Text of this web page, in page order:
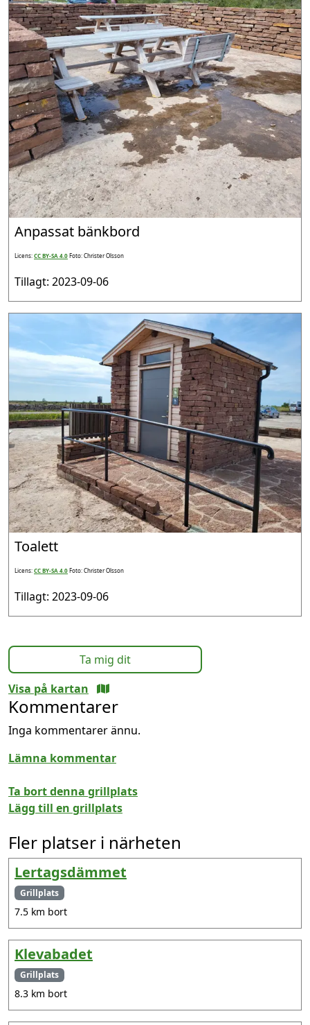
Anpassat bänkbord
Licens:CC BY-SA 4.0Foto: Christer Olsson
Tillagt: 2023-09-06
Toalett
Licens:CC BY-SA 4.0Foto: Christer Olsson
Tillagt: 2023-09-06
Ta mig dit
Visa på kartan
Kommentarer
Inga kommentarer ännu.
Lämna kommentar
Ta bort denna grillplats
Lägg till en grillplats
Fler platser i närheten
Lertagsdämmet
Grillplats
7.5 km bort
Klevabadet
Grillplats
8.3 km bort